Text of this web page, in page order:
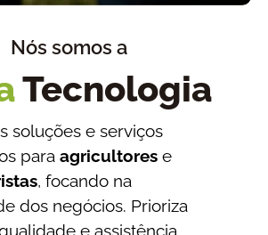
Nós somos a
Tecnologia
soluções e serviços
paraagricultores e
, focando na
dos negócios. Prioriza
e assistência